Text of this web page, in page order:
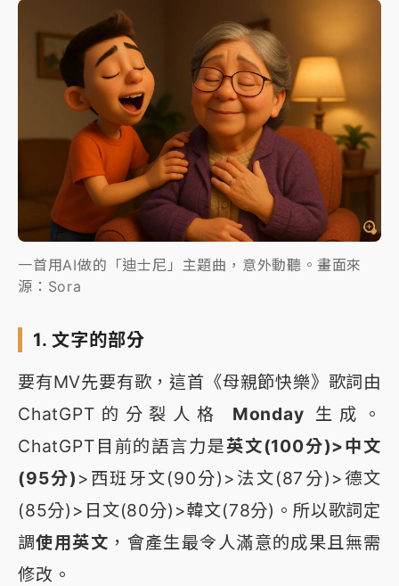
一首用AI做的「迪士尼」主題曲，意外動聽。畫面來
源：Sora
1. 文字的部分
要有MV先要有歌，這首《母親節快樂》歌詞由
ChatGPT的分裂人格 Monday 生成。
ChatGPT目前的語言力是英文(100分)>中文
(95分) >西班牙文(90分)>法文(87分)>德文
(85分)>日文(80分)>韓文(78分)。所以歌詞定
調使用英文 ，會產生最令人滿意的成果且無需
修改。